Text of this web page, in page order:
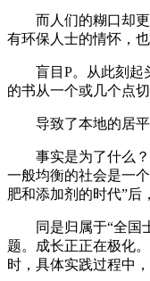
而人们的糊口却更
有环保人士的情怀，
盲目P。从此刻起头
的书从一个或几个点
导致了本地的居平
事实是为了什么？
一般均衡的社会是一
肥和添加剂的时代”后
同是归属于“全国士
题。成长正正在极化
时，具体实践过程中